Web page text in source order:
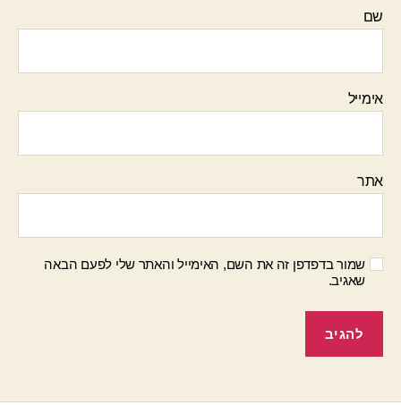
שם
אימייל
אתר
שמור בדפדפן זה את השם, האימייל והאתר שלי לפעם הבאה
שאגיב.